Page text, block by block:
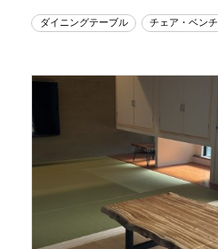
ダイニングテーブル チェア・ベンチ